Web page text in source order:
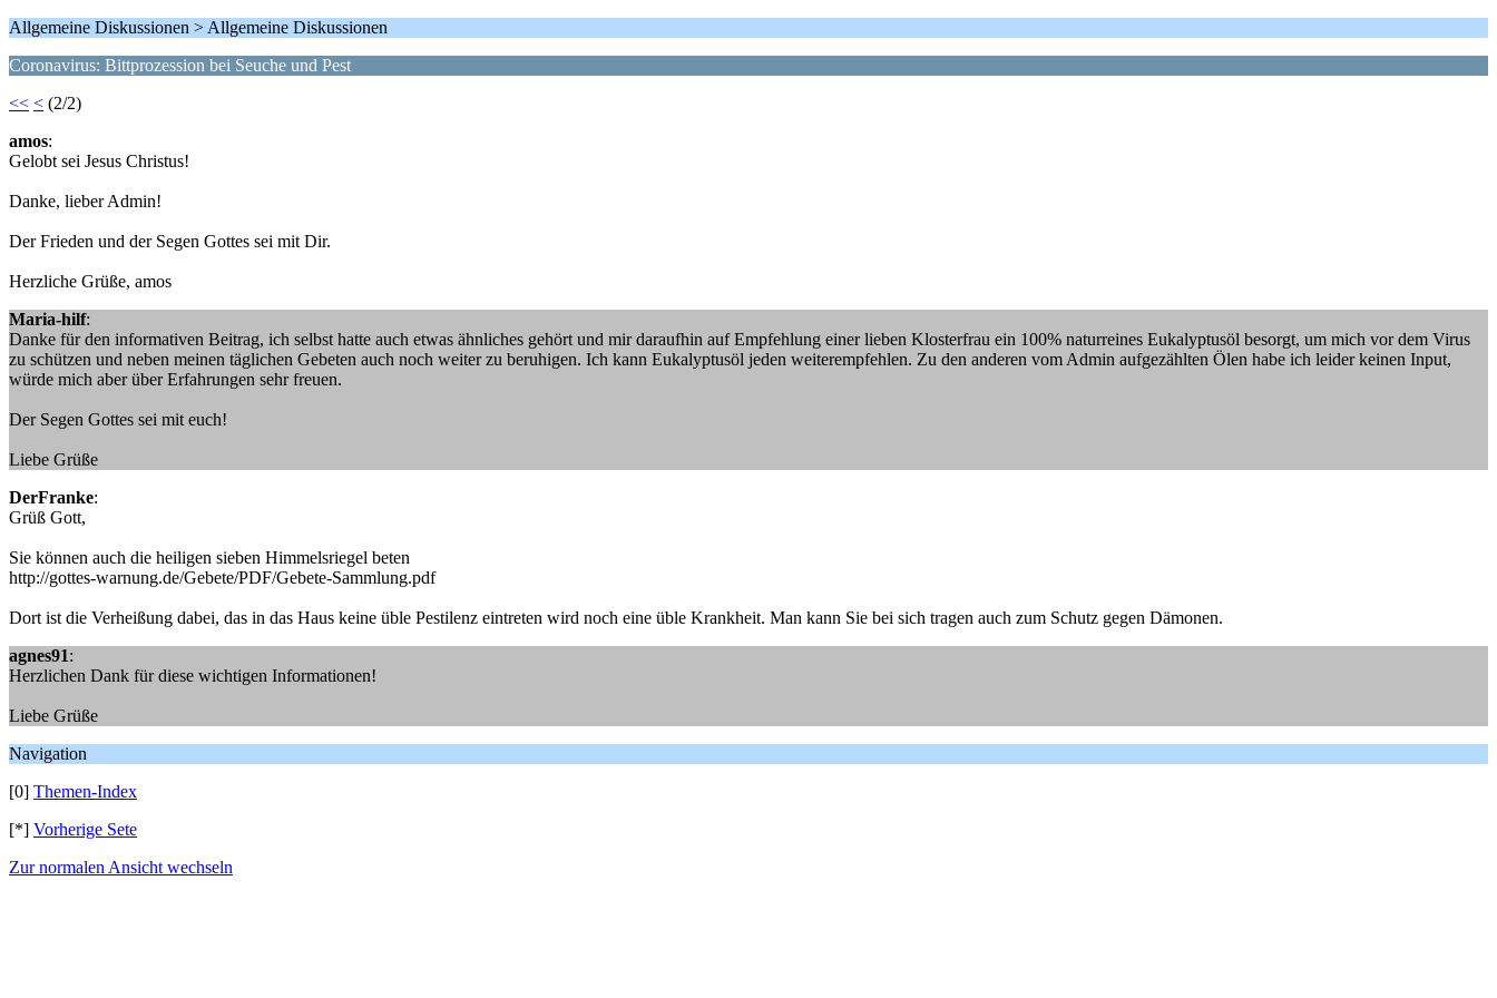
Allgemeine Diskussionen > Allgemeine Diskussionen
Coronavirus: Bittprozession bei Seuche und Pest
<< < (2/2)
amos:
Gelobt sei Jesus Christus!
Danke, lieber Admin!
Der Frieden und der Segen Gottes sei mit Dir.
Herzliche Grüße, amos
Maria-hilf:
Danke für den informativen Beitrag, ich selbst hatte auch etwas ähnliches gehört und mir daraufhin auf Empfehlung einer lieben Klosterfrau ein 100% naturreines Eukalyptusöl besorgt, um mich vor dem Virus
zu schützen und neben meinen täglichen Gebeten auch noch weiter zu beruhigen. Ich kann Eukalyptusöl jeden weiterempfehlen. Zu den anderen vom Admin aufgezählten Ölen habe ich leider keinen Input,
würde mich aber über Erfahrungen sehr freuen.
Der Segen Gottes sei mit euch!
Liebe Grüße
DerFranke:
Grüß Gott,
Sie können auch die heiligen sieben Himmelsriegel beten
http://gottes-warnung.de/Gebete/PDF/Gebete-Sammlung.pdf
Dort ist die Verheißung dabei, das in das Haus keine üble Pestilenz eintreten wird noch eine üble Krankheit. Man kann Sie bei sich tragen auch zum Schutz gegen Dämonen.
agnes91:
Herzlichen Dank für diese wichtigen Informationen!
Liebe Grüße
Navigation
[0] Themen-Index
[*] Vorherige Sete
Zur normalen Ansicht wechseln